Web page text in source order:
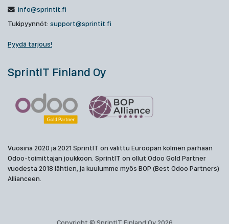
info@sprintit.fi
Tukipyynnöt: support@sprintit.fi
Pyydä tarjous!
SprintIT Finland Oy
Vuosina 2020 ja 2021 SprintIT on valittu Euroopan kolmen parhaan
Odoo-toimittajan joukkoon. SprintIT on ollut Odoo Gold Partner
vuodesta 2018 lähtien, ja kuulumme myös BOP (Best Odoo Partners)
Allianceen.
Copyright © SprintIT Finland Oy 2026